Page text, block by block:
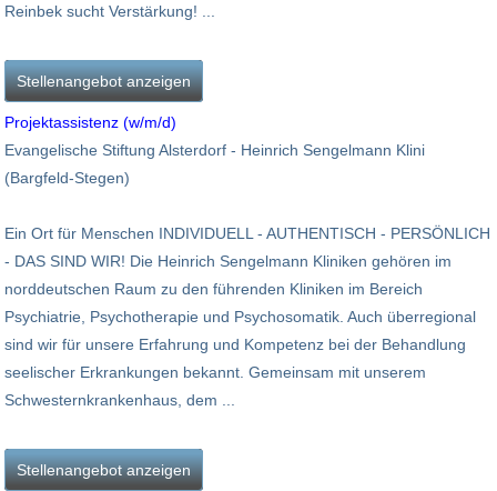
Reinbek sucht Verstärkung! ...
Stellenangebot anzeigen
Projektassistenz (w/m/d)
Evangelische Stiftung Alsterdorf - Heinrich Sengelmann Klini
(Bargfeld-Stegen)
Ein Ort für Menschen INDIVIDUELL - AUTHENTISCH - PERSÖNLICH
- DAS SIND WIR! Die Heinrich Sengelmann Kliniken gehören im
norddeutschen Raum zu den führenden Kliniken im Bereich
Psychiatrie, Psychotherapie und Psychosomatik. Auch überregional
sind wir für unsere Erfahrung und Kompetenz bei der Behandlung
seelischer Erkrankungen bekannt. Gemeinsam mit unserem
Schwesternkrankenhaus, dem ...
Stellenangebot anzeigen